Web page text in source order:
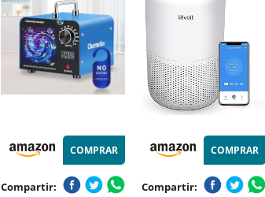
COMPRAR
Compartir:
COMPRAR
Compartir: